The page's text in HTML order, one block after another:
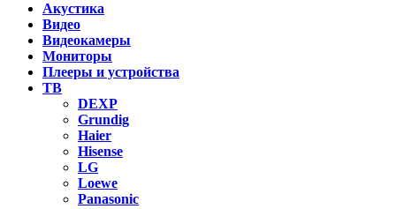
Акустика
Видео
Видеокамеры
Мониторы
Плееры и устройства
ТВ
DEXP
Grundig
Haier
Hisense
LG
Loewe
Panasonic